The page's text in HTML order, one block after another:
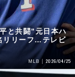
と共闘”元日本ハ
リリーフ…テレビ
MLB 2026/04/25